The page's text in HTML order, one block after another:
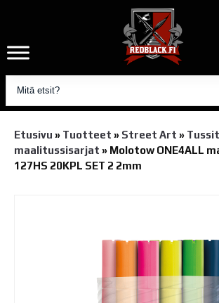
Etusivu » Tuotteet » Street Art » Tussit
maalitussisarjat » Molotow ONE4ALL
127HS 20KPL SET 2 2mm